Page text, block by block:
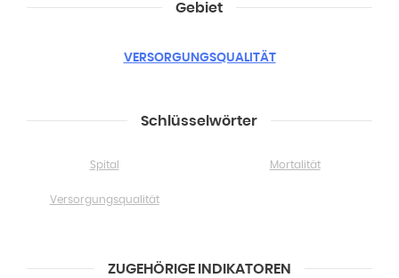
Gebiet
VERSORGUNGSQUALITÄT
Schlüsselwörter
Spital Mortalität
Versorgungsqualität
ZUGEHÖRIGE INDIKATOREN